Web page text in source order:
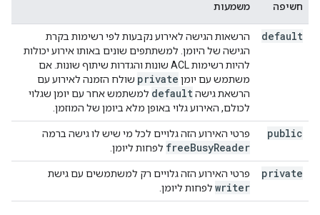
חשיפה משמעות
default
הרשאות הגישה לאירוע נקבעות לפי רשימות בקרת
הגישה של היומן. למשתתפים שונים באותו אירוע יכולות
להיות רשימות ACL שונות והגדרות שיתוף שונות. אם
משתמש עם יומן private שולח הזמנה לאירוע עם
הרשאת גישהdefault למשתמש אחר עם יומן שגלוי
לכולם, האירוע גלוי באופן מלא ביומן של המוזמן.
public פרטי האירוע הזה גלויים לכל מי שיש לו גישה ברמה
freeBusyReader לפחות ליומן.
private פרטי האירוע הזה גלויים רק למשתמשים עם גישת
writer לפחות ליומן.